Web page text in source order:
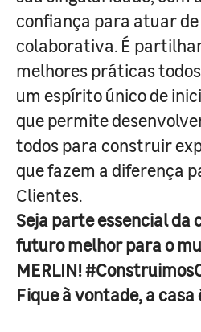
confiança para atuar
colaborativa. É
melhores práticas
um espírito único de
que permite
todos para construir
que fazem a diferença
Clientes.
Seja parte essencial da
futuro melhor para o
MERLIN!
Fique à vontade, a casa